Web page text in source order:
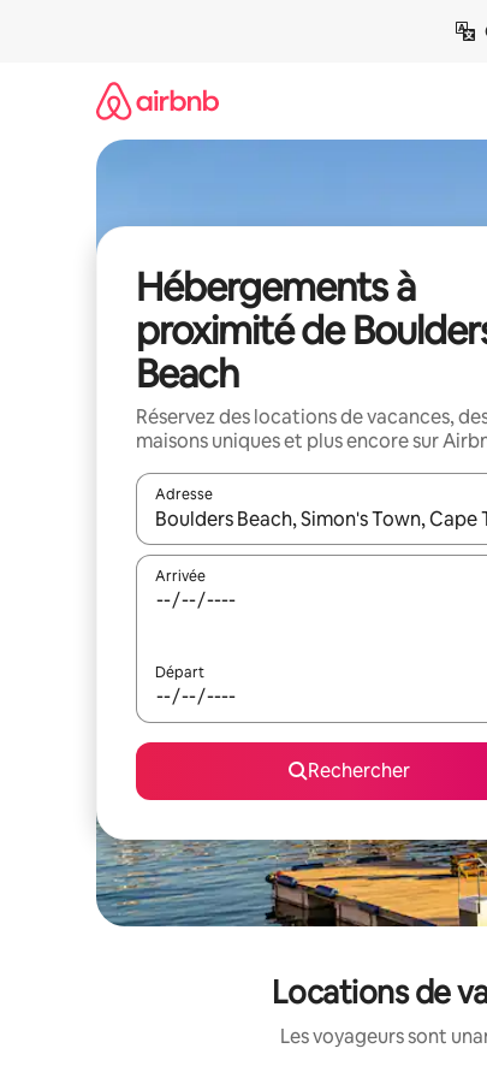
Hébergements à
proximité de
Beach
Réservez des locations de vacances,
maisons uniques et plus encore sur
Adresse
Lorsque les résultats s'affichent, utilisez
Arrivée
Départ
Rechercher
Locations de
Les voyageurs sont